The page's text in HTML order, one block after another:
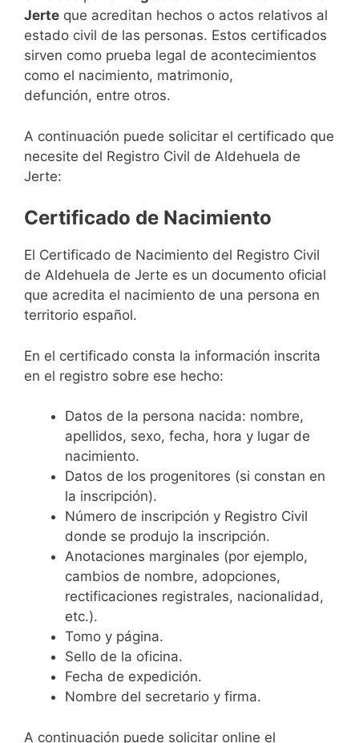
Jerte que acreditan hechos o actos relativos al
estado civil de las personas. Estos certificados
sirven como prueba legal de acontecimientos
como el nacimiento, matrimonio,
defunción, entre otros.
A continuación puede solicitar el certificado que
necesite del Registro Civil de Aldehuela de
Jerte:
Certificado de Nacimiento
El Certificado de Nacimiento del Registro Civil
de Aldehuela de Jerte es un documento oficial
que acredita el nacimiento de una persona en
territorio español.
En el certificado consta la información inscrita
en el registro sobre ese hecho:
Datos de la persona nacida: nombre,
apellidos, sexo, fecha, hora y lugar de
nacimiento.
Datos de los progenitores (si constan en
la inscripción).
Número de inscripción y Registro Civil
donde se produjo la inscripción.
Anotaciones marginales (por ejemplo,
cambios de nombre, adopciones,
rectificaciones registrales, nacionalidad,
etc.).
Tomo y página.
Sello de la oficina.
Fecha de expedición.
Nombre del secretario y firma.
A continuación puede solicitar online el